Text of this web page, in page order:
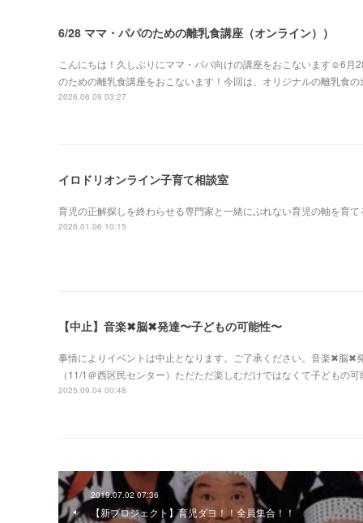
6/28 ママ・パパのための離乳食講座（オンライン））
こんにちは！久しぶりにママ・パパ向けの講座をおこないます☺️6
のための離乳食講座をおこないます！今回は、オリジナルの離乳食
2026.06.09 03:27
イロドリオンライン子育て相談室
育児の正解探しを終わらせる専門家と一緒にぶれない育児の軸を育て
2026.01.06 10:15
【中止】音楽✖︎脳✖︎発達〜子どもの可能性〜
事情によりイベントは中止となります。ご了承ください。音楽✖︎脳✖︎
（11/1＠西区民センター）ただただ楽しむだけではなくて子どもの
2025.09.04 00:48
2019.07.02 07:36
【新プロジェクト】育児ダヨ！！全員集合！！